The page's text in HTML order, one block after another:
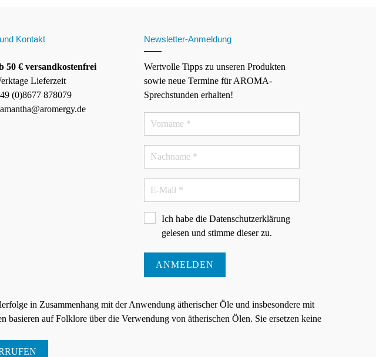
Kontakt
50 € versandkostenfrei
Lieferzeit
(0)8677 878079
amantha@aromergy.de
Newsletter-Anmeldung
Wertvolle Tipps zu unseren Produkten
sowie neue Termine für AROMA-
Sprechstunden erhalten!
Ich habe dieDatenschutzerklärung
gelesen und stimme dieser zu.
ANMELDEN
in Zusammenhang mit der Anwendung ätherischer Öle und insbesondere mit
auf Folklore über die Verwendung von ätherischen Ölen. Sie ersetzen keine